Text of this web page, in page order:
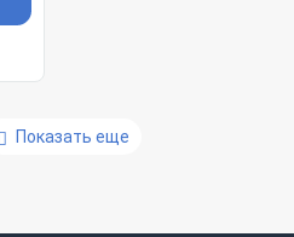
Показать еще